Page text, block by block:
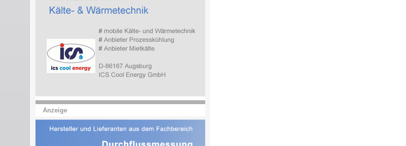
Anzeige